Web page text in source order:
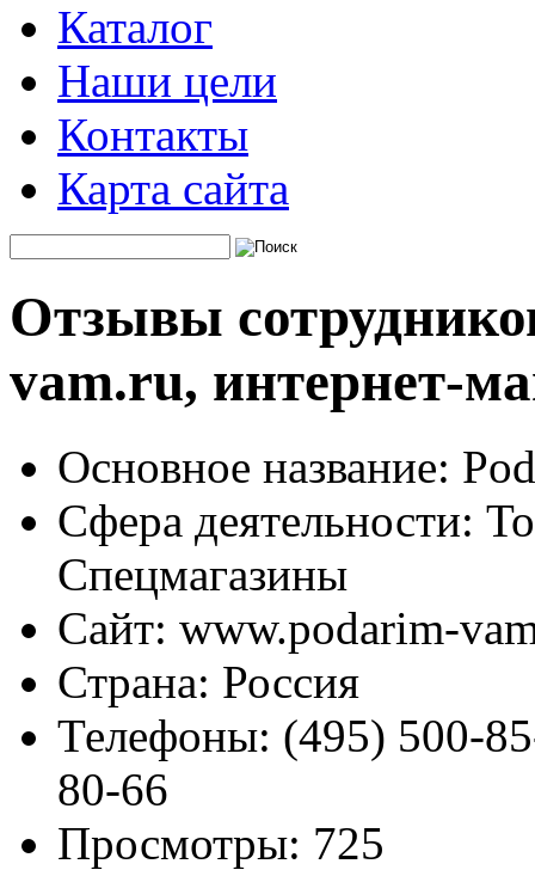
Каталог
Наши цели
Контакты
Карта сайта
Отзывы
vam.ru, интернет-
Основное название:
Сфера деятельности:
Спецмагазины
Сайт: www.podarim-
Страна: Россия
Телефоны: (495) 500-
80-66
Просмотры: 725